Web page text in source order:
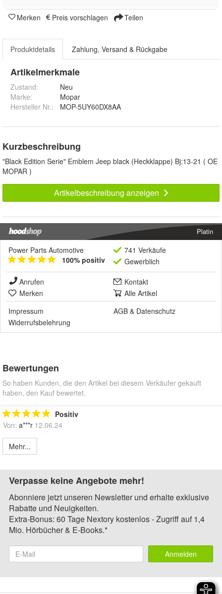
Merken Preis vorschlagen Teilen
Produktdetails Zahlung, Versand & Rückgabe
Artikelmerkmale
Zustand:
Neu
Marke:
Mopar
Hersteller Nr.:
MOP-5UY60DX8AA
Kurzbeschreibung
"Black Edition Serie" Emblem Jeep black (Heckklappe) Bj:13-21 ( OE
MOPAR )
Artikelbeschreibung anzeigen
Platin
Power Parts Automotive
100% positiv
741 Verkäufe
Gewerblich
Anrufen
Kontakt
Merken
Alle Artikel
Impressum
AGB & Datenschutz
Widerrufsbelehrung
Bewertungen
So haben Kunden, die den Artikel bei diesem Verkäufer gekauft
haben, den Kauf bewertet.
Positiv
Von: a***r 12.06.24
Mehr...
Verpasse keine Angebote mehr!
Abonniere jetzt unseren Newsletter und erhalte exklusive
Rabatte und Neuigkeiten.
Extra-Bonus: 60 Tage Nextory kostenlos - Zugriff auf 1,4
Mio. Hörbücher & E-Books.*
Anmelden